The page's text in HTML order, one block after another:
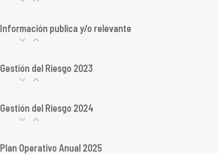
Información publica y/o relevante
Gestión del Riesgo 2023
Gestión del Riesgo 2024
Plan Operativo Anual 2025